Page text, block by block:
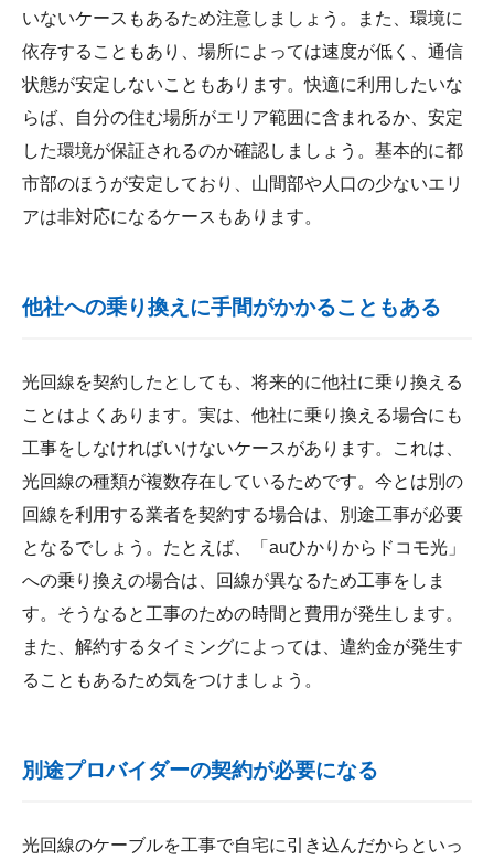
いないケースもあるため注意しましょう。また、環境に
依存することもあり、場所によっては速度が低く、通信
状態が安定しないこともあります。快適に利用したいな
らば、自分の住む場所がエリア範囲に含まれるか、安定
した環境が保証されるのか確認しましょう。基本的に都
市部のほうが安定しており、山間部や人口の少ないエリ
アは非対応になるケースもあります。
他社への乗り換えに手間がかかることもある
光回線を契約したとしても、将来的に他社に乗り換える
ことはよくあります。実は、他社に乗り換える場合にも
工事をしなければいけないケースがあります。これは、
光回線の種類が複数存在しているためです。今とは別の
回線を利用する業者を契約する場合は、別途工事が必要
となるでしょう。たとえば、「auひかりからドコモ光」
への乗り換えの場合は、回線が異なるため工事をしま
す。そうなると工事のための時間と費用が発生します。
また、解約するタイミングによっては、違約金が発生す
ることもあるため気をつけましょう。
別途プロバイダーの契約が必要になる
光回線のケーブルを工事で自宅に引き込んだからといっ